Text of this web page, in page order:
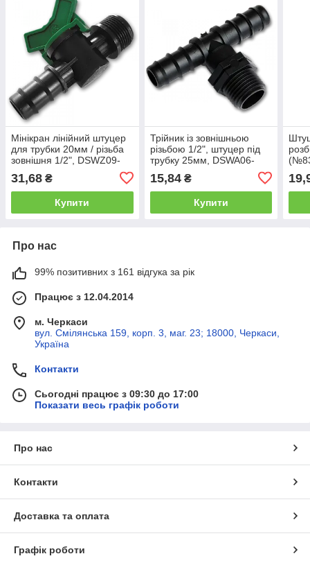
Мінікран лінійний штуцер
для трубки 20мм / різьба
зовнішня 1/2", DSWZ09-
31,68 ₴
Купити
Трійник із зовнішньою
різьбою 1/2", штуцер під
трубку 25мм, DSWA06-
15,84₴
Купити
Про нас
99% позитивних з 161 відгука за рік
Працює з 12.04.2014
м. Черкаси
вул. Смілянська 159, корп. 3, маг. 23; 18000, Черкаси,
Україна
Контакти
Сьогодні працює з 09:30 до 17:00
Показати весь графік роботи
Про нас
Контакти
Доставка та оплата
Графік роботи